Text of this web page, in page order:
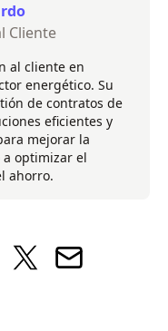
Cliente
al cliente en
energético. Su
de contratos de
eficientes y
mejorar la
optimizar el
ahorro.